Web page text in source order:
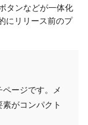
タンなどが一体化
にリリース前のプ
ージです。メ
がコンパクト